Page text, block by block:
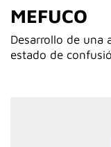
MEFUCO
Desarrollo de una
estado de